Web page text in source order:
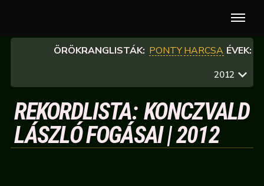
ÖRÖKRANGLISTÁK: PONTYHARCSA ÉVEK:
2012
REKORDLISTA: KONCZVALD
LÁSZLÓ FOGÁSAI | 2012